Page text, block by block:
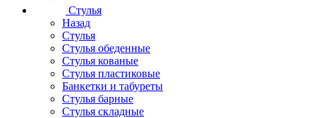
Стулья
Назад
Стулья
Стулья обеденные
Стулья кованые
Стулья пластиковые
Банкетки и табуреты
Стулья барные
Стулья складные